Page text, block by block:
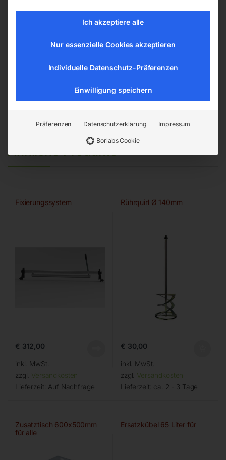
Kategorien:Steintrenntechnik,
Ähnliche Produkte
Fixierungssystem
€ 312,00
inkl. MwSt.
zzgl. Versandkosten
Lieferzeit: Auf Nachfrage
Rührquirl Ø 140mm
€ 30,00
inkl. MwSt.
zzgl. Versandkosten
Lieferzeit: ca. 2 - 3 Tage
Zusatztisch 600x500mm
für alle
Ersatzkübel 65 Liter für
Ich akzeptiere alle
Nur essenzielle Cookies akzeptieren
Individuelle Datenschutz-Präferenzen
Einwilligung speichern
Präferenzen Datenschutzerklärung Impressum
Borlabs Cookie